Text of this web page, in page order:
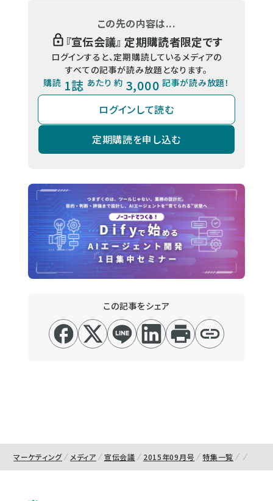
この先の内容は...
『宣伝会議』 定期購読者限定です
ログインすると、定期購読しているメディアの
すべての記事が読み放題となります。
購読 1誌 あたり 約 3,000 記事が読み放題！
ログインして読む
定期購読を申し込む
この記事をシェア
マーケティング メディア 宣伝会議 2015年09月号 特集一覧